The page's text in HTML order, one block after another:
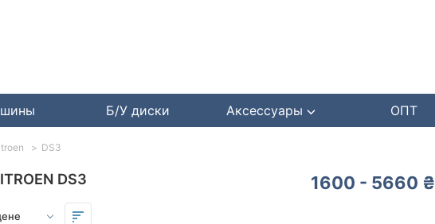
Б/У диски Аксессуары ОПТ
DS3 1600 - 5660 ₴
DS3